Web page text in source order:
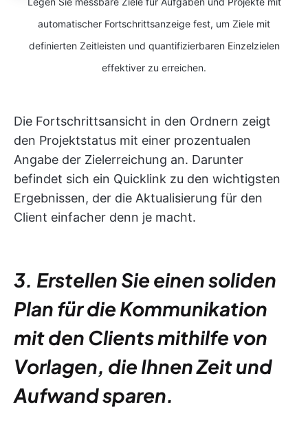
automatischer Fortschrittsanzeige fest, um Ziele mit
definierten Zeitleisten und quantifizierbaren Einzelzielen
effektiver zu erreichen.
Die Fortschrittsansicht in den Ordnern zeigt
den Projektstatus mit einer prozentualen
Angabe der Zielerreichung an. Darunter
befindet sich ein Quicklink zu den wichtigsten
Ergebnissen, der die Aktualisierung für den
Client einfacher denn je macht.
3. Erstellen Sie einen soliden
Plan für die Kommunikation
mit den Clients mithilfe von
Vorlagen, die Ihnen Zeit und
Aufwand sparen.